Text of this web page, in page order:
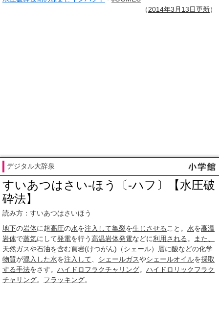
（2014年3月 13日更新）
デジタル大辞泉
すいあつはさい‐ほう〔‐ハフ〕【水圧破
砕法】
読み方：すいあつはさいほう
地下の岩体に超高圧の水を注入して亀裂を生じさせる こと。 水を高温
岩体で蒸気にして発電を行う高温岩体発電などに利用される 。
また、
天然ガスや石油を含む頁岩(けつがん)（シェール）層に酸などの化学
物質が混入した水を注入して シェールガスやシェールオイルを採取
する手法をさす。 ハイドロフラクチャリング。 ハイドロリックフラク
チャリング。 フラッキング。